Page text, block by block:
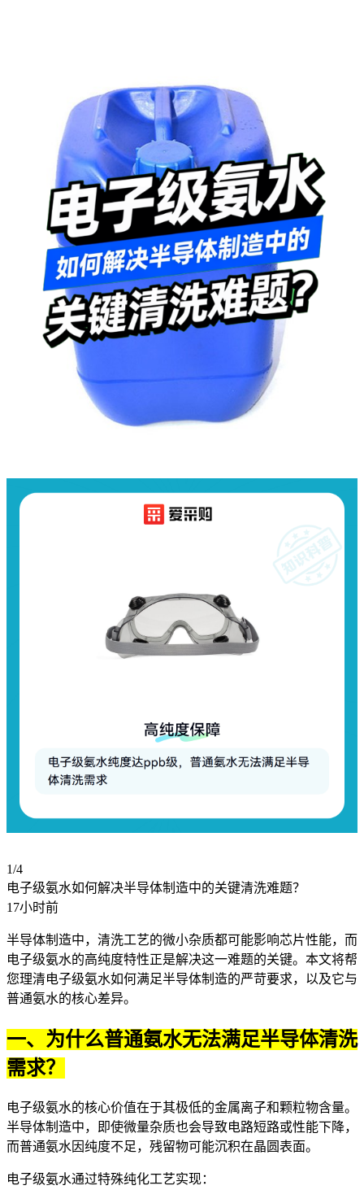
1/4
电子级氨水如何解决半导体制造中的关键清洗难题？
17小时前
半导体制造中，清洗工艺的微小杂质都可能影响芯片性能，而
电子级氨水的高纯度特性正是解决这一难题的关键。本文将帮
您理清电子级氨水如何满足半导体制造的严苛要求，以及它与
普通氨水的核心差异。
一、为什么普通氨水无法满足半导体清洗
需求？
电子级氨水的核心价值在于其极低的金属离子和颗粒物含量。
半导体制造中，即使微量杂质也会导致电路短路或性能下降，
而普通氨水因纯度不足，残留物可能沉积在晶圆表面。
电子级氨水通过特殊纯化工艺实现：